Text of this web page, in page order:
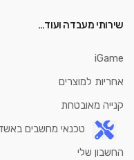
שירותי מעבדה ועוד…
iGame
אחריות למוצרים
קנייה מאובטחת
טכנאי מחשבים
החשבון שלי